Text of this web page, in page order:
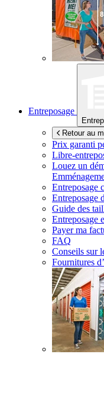
Entreposage
Retour au
Prix garanti
Libre-
Louez un
Entreposage
Entreposage
Guide des
Entreposage
Payer ma
FAQ
Conseils sur
Fournitures